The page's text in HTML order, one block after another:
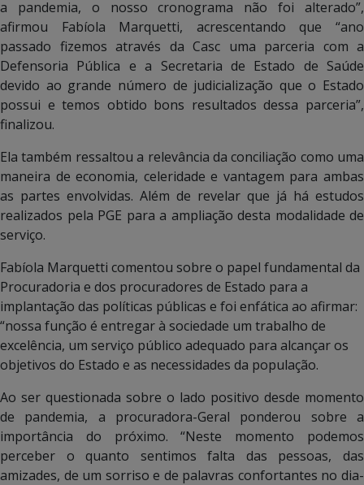
a pandemia, o nosso cronograma não foi alterado”,
afirmou Fabíola Marquetti, acrescentando que “ano
passado fizemos através da Casc uma parceria com a
Defensoria Pública e a Secretaria de Estado de Saúde
devido ao grande número de judicialização que o Estado
possui e temos obtido bons resultados dessa parceria”,
finalizou.
Ela também ressaltou a relevância da conciliação como uma
maneira de economia, celeridade e vantagem para ambas
as partes envolvidas. Além de revelar que já há estudos
realizados pela PGE para a ampliação desta modalidade de
serviço.
Fabíola Marquetti comentou sobre o papel fundamental da
Procuradoria e dos procuradores de Estado para a
implantação das políticas públicas e foi enfática ao afirmar:
“nossa função é entregar à sociedade um trabalho de
excelência, um serviço público adequado para alcançar os
objetivos do Estado e as necessidades da população.
Ao ser questionada sobre o lado positivo desde momento
de pandemia, a procuradora-Geral ponderou sobre a
importância do próximo. “Neste momento podemos
perceber o quanto sentimos falta das pessoas, das
amizades, de um sorriso e de palavras confortantes no dia-